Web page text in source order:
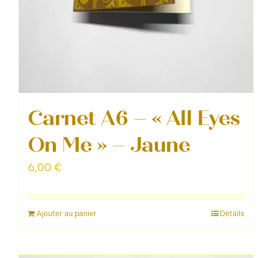
Carnet A6 – « All Eyes
On Me » – Jaune
6,00 €
Ajouter au panier Détails